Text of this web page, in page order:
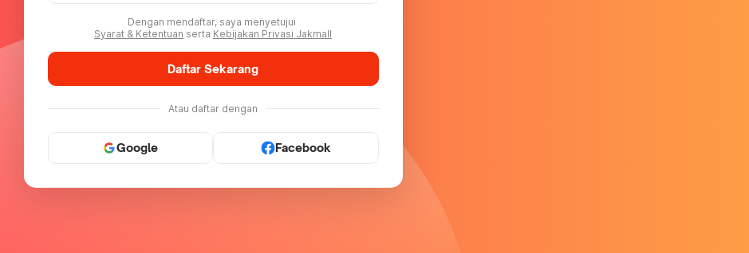
Dengan mendaftar, saya menyetujui
Syarat & Ketentuan serta Kebijakan Privasi Jakmall
Daftar Sekarang
Atau daftar dengan
Google Facebook